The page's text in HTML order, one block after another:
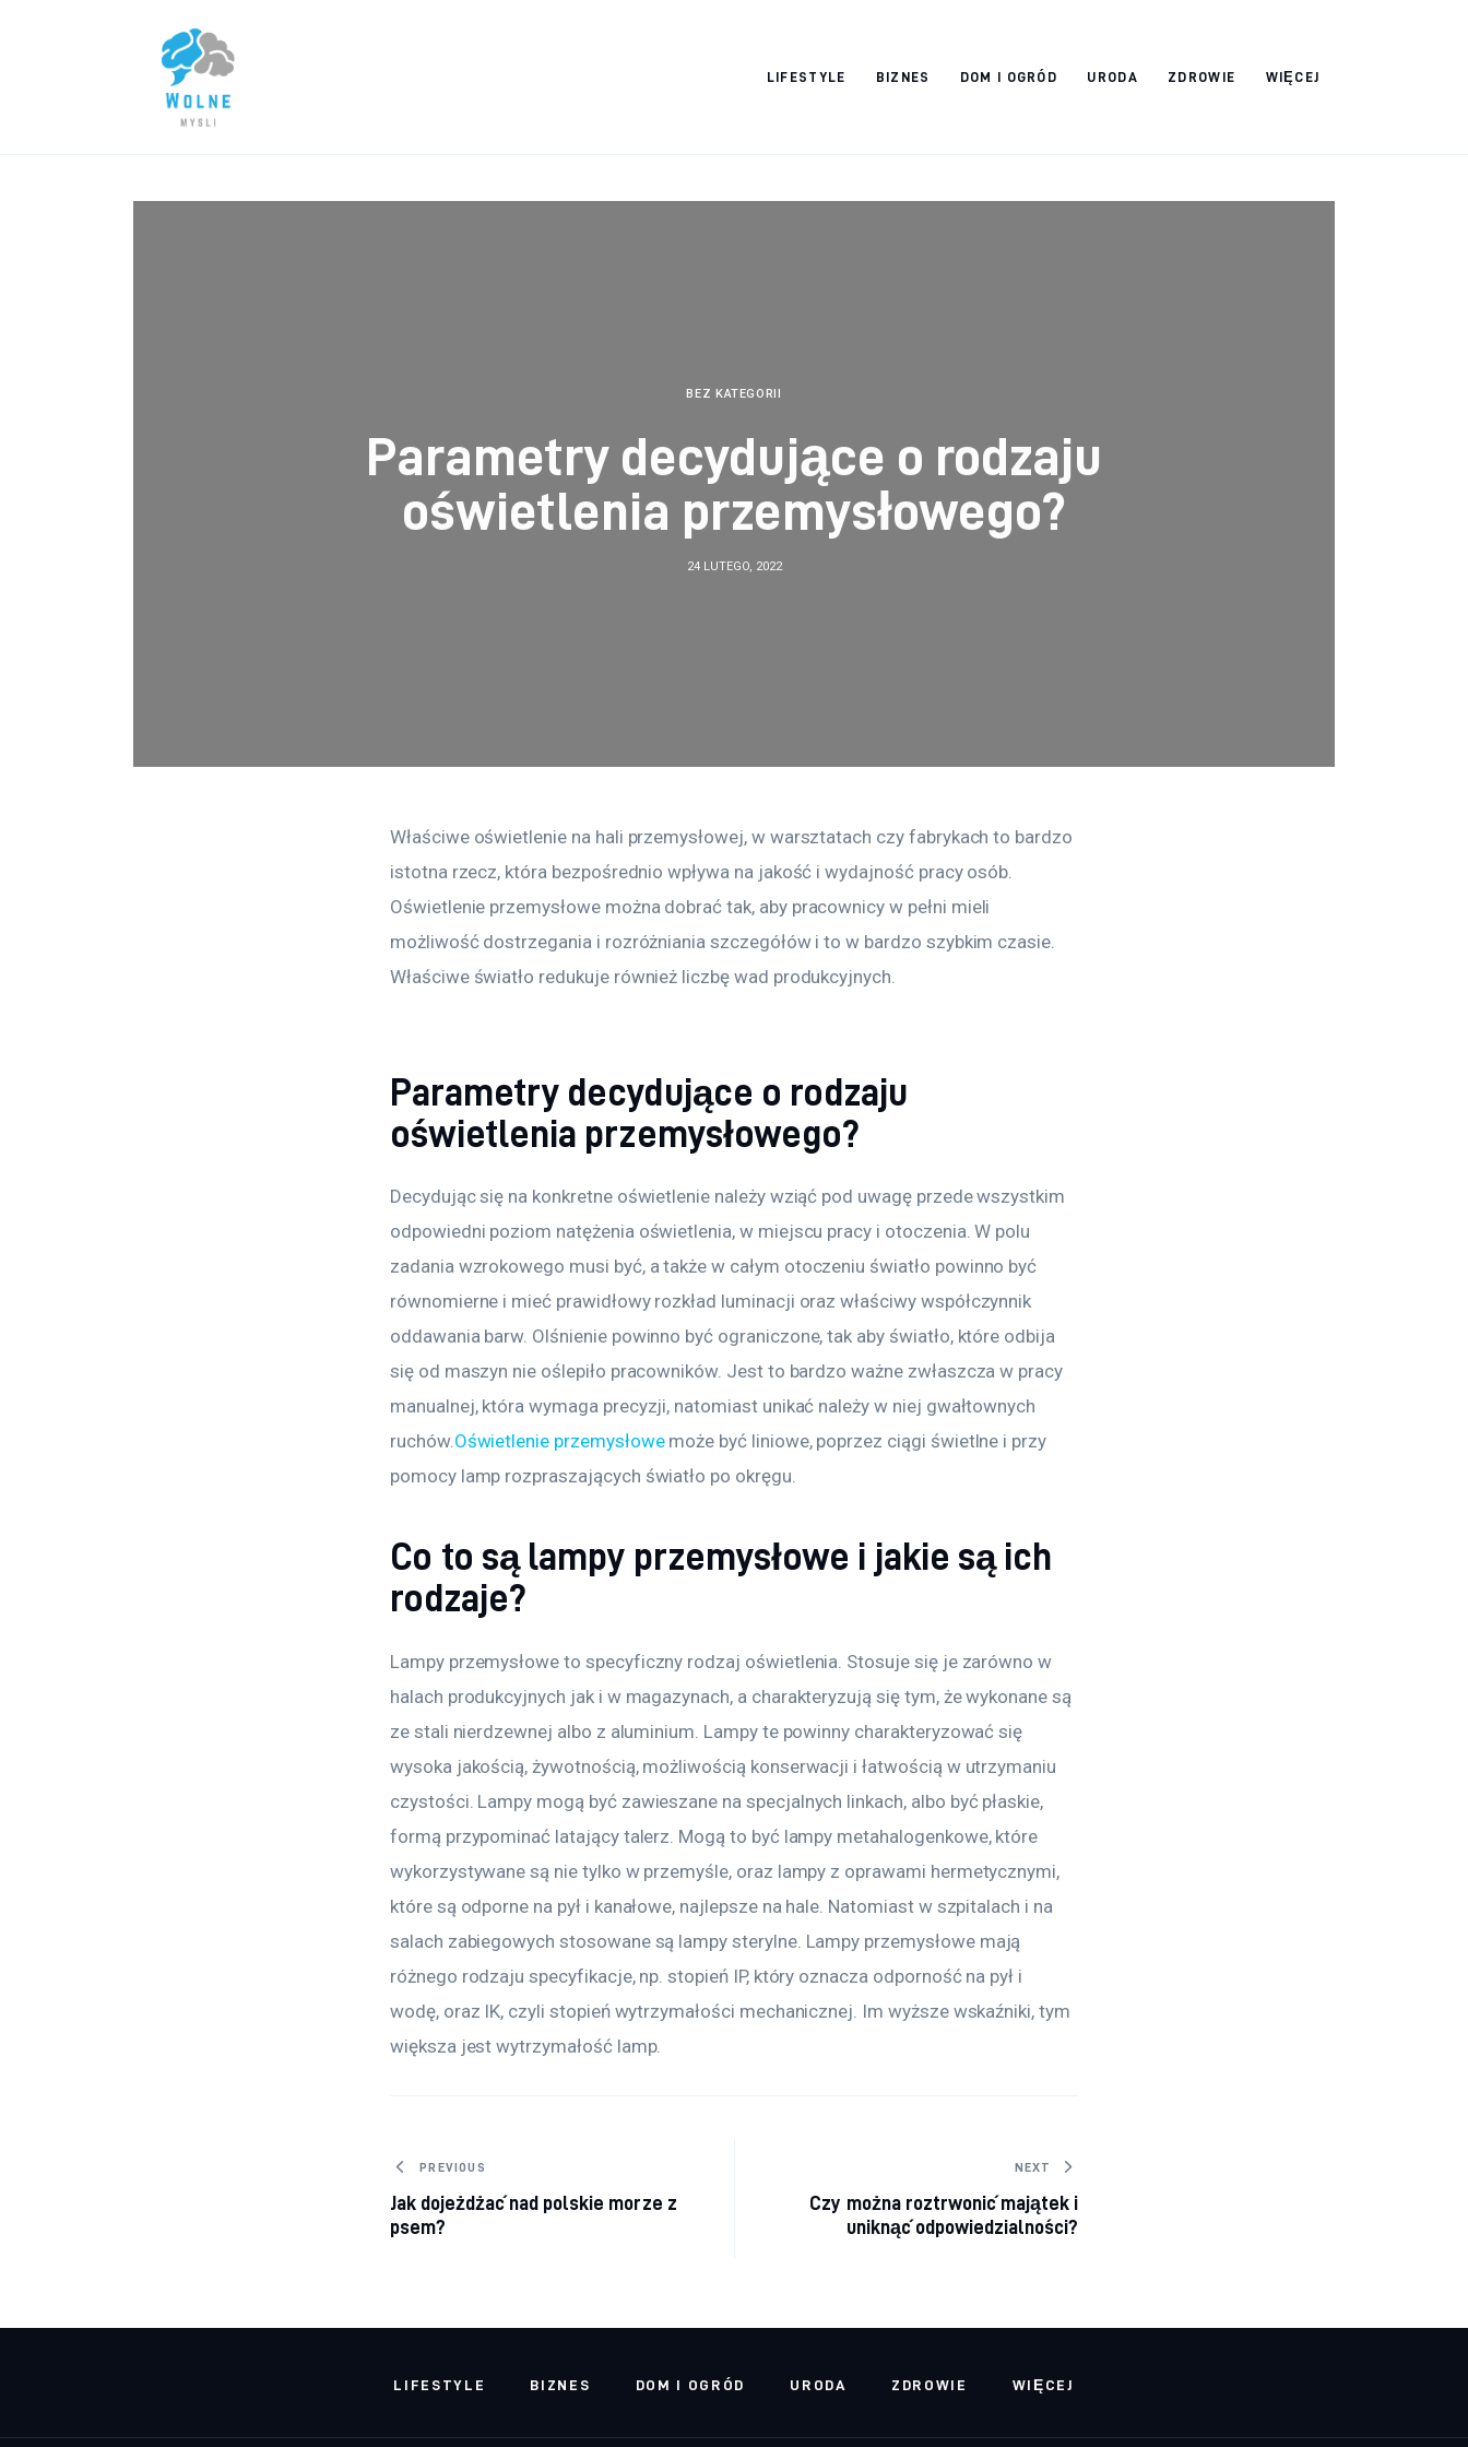
LIFESTYLE BIZNES DOM I OGRÓD URODA ZDROWIE WIĘCEJ
Vacation Dreams
BEZ KATEGORII
Parametry decydujące o rodzaju
oświetlenia przemysłowego?
24 LUTEGO, 2022
Właściwe oświetlenie na hali przemysłowej, w warsztatach czy fabrykach to bardzo
istotna rzecz, która bezpośrednio wpływa na jakość i wydajność pracy osób.
Oświetlenie przemysłowe można dobrać tak, aby pracownicy w pełni mieli
możliwość dostrzegania i rozróżniania szczegółów i to w bardzo szybkim czasie.
Właściwe światło redukuje również liczbę wad produkcyjnych.
Parametry decydujące o rodzaju
oświetlenia przemysłowego?
Decydując się na konkretne oświetlenie należy wziąć pod uwagę przede wszystkim
odpowiedni poziom natężenia oświetlenia, w miejscu pracy i otoczenia. W polu
zadania wzrokowego musi być, a także w całym otoczeniu światło powinno być
równomierne i mieć prawidłowy rozkład luminacji oraz właściwy współczynnik
oddawania barw. Olśnienie powinno być ograniczone, tak aby światło, które odbija
się od maszyn nie oślepiło pracowników. Jest to bardzo ważne zwłaszcza w pracy
manualnej, która wymaga precyzji, natomiast unikać należy w niej gwałtownych
ruchów.Oświetlenie przemysłowe może być liniowe, poprzez ciągi świetlne i przy
pomocy lamp rozpraszających światło po okręgu.
Co to są lampy przemysłowe i jakie są ich
rodzaje?
Lampy przemysłowe to specyficzny rodzaj oświetlenia. Stosuje się je zarówno w
halach produkcyjnych jak i w magazynach, a charakteryzują się tym, że wykonane są
ze stali nierdzewnej albo z aluminium. Lampy te powinny charakteryzować się
wysoka jakością, żywotnością, możliwością konserwacji i łatwością w utrzymaniu
czystości. Lampy mogą być zawieszane na specjalnych linkach, albo być płaskie,
formą przypominać latający talerz. Mogą to być lampy metahalogenkowe, które
wykorzystywane są nie tylko w przemyśle, oraz lampy z oprawami hermetycznymi,
które są odporne na pył i kanałowe, najlepsze na hale. Natomiast w szpitalach i na
salach zabiegowych stosowane są lampy sterylne. Lampy przemysłowe mają
różnego rodzaju specyfikacje, np. stopień IP, który oznacza odporność na pył i
wodę, oraz IK, czyli stopień wytrzymałości mechanicznej. Im wyższe wskaźniki, tym
większa jest wytrzymałość lamp.
Nawigacja wpisu
PREVIOUS
Jak dojeżdżać nad polskie morze z
psem?
NEXT
Czy można roztrwonić majątek i
uniknąć odpowiedzialności?
LIFESTYLE BIZNES DOM I OGRÓD URODA ZDROWIE WIĘCEJ